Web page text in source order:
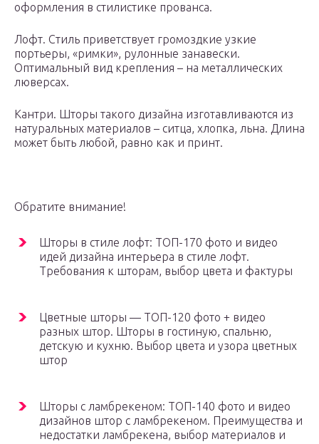
оформления в стилистике прованса.
Лофт. Стиль приветствует громоздкие узкие
портьеры, «римки», рулонные занавески.
Оптимальный вид крепления – на металлических
люверсах.
Кантри. Шторы такого дизайна изготавливаются из
натуральных материалов – ситца, хлопка, льна. Длина
может быть любой, равно как и принт.
Обратите внимание!
Шторы в стиле лофт: ТОП-170 фото и видео
идей дизайна интерьера в стиле лофт.
Требования к шторам, выбор цвета и фактуры
Цветные шторы — ТОП-120 фото + видео
разных штор. Шторы в гостиную, спальню,
детскую и кухню. Выбор цвета и узора цветных
штор
Шторы с ламбрекеном: ТОП-140 фото и видео
дизайнов штор с ламбрекеном. Преимущества и
недостатки ламбрекена, выбор материалов и